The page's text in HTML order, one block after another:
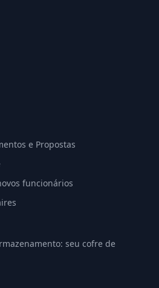
e Propostas
funcionários
seu cofre de